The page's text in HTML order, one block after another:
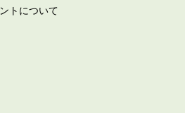
トについて